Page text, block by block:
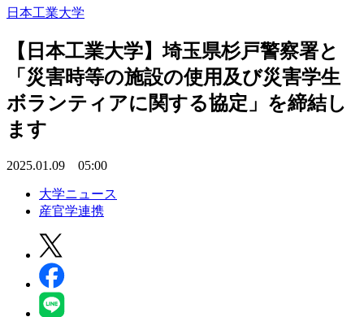
日本工業大学
【日本工業大学】埼玉県杉戸警察署と
「災害時等の施設の使用及び災害学生
ボランティアに関する協定」を締結し
ます
2025.01.09 05:00
大学ニュース
産官学連携